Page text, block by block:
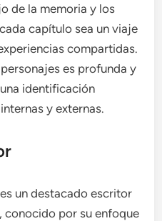
de la memoria y los
capítulo sea un viaje
compartidas.
es profunda y
identificación
y externas.
un destacado escritor
por su enfoque